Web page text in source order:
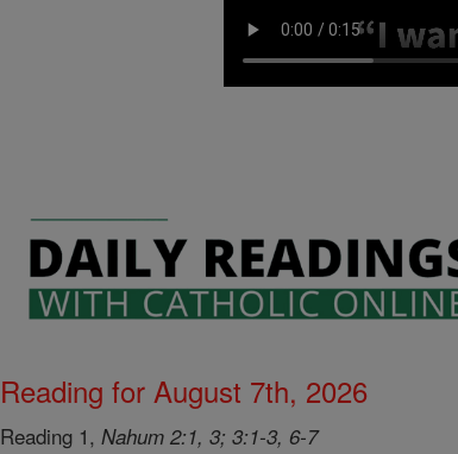
Reading for August 7th, 2026
Reading 1,Nahum 2:1, 3; 3:1-3, 6-7